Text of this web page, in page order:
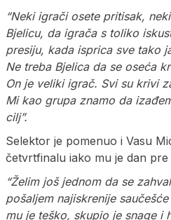
“Neki igrači osete pritisak,
Bjelicu, da igrača s toliko
presiju, kada isprica sve tako
Ne treba Bjelica da se oseća
On je veliki igrač. Svi su krivi
Mi kao grupa znamo da
cilj”.
Selektor je pomenuo i Vasu
četvrtfinalu iako mu je dan pre
“Želim još jednom da se
pošaljem najiskrenije
mu je teško, skupio je snage i